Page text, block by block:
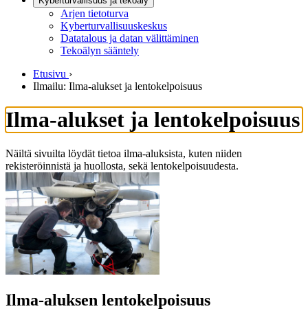
Arjen tietoturva
Kyberturvallisuuskeskus
Datatalous ja datan välittäminen
Tekoälyn sääntely
Etusivu ›
Ilmailu: Ilma-alukset ja lentokelpoisuus
Ilma-alukset ja lentokelpoisuus
Näiltä sivuilta löydät tietoa ilma-aluksista, kuten niiden
rekisteröinnistä ja huollosta, sekä lentokelpoisuudesta.
Ilma-aluksen lentokelpoisuus